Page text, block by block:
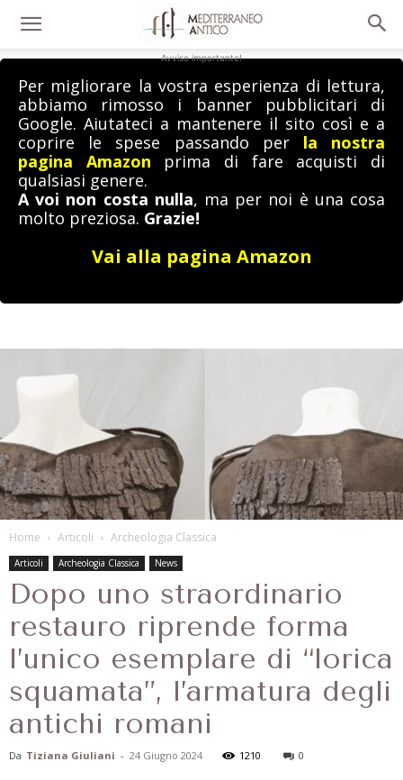
Avviso importante!
Per migliorare la vostra esperienza di lettura,
abbiamo rimosso i banner pubblicitari di
Google. Aiutateci a mantenere il sito così e a
coprire le spese passando per la nostra
pagina Amazon prima di fare acquisti di
qualsiasi genere.
A voi non costa nulla, ma per noi è una cosa
molto preziosa. Grazie!
Vai alla pagina Amazon
Home Articoli Archeologia Classica
Articoli Archeologia Classica News
Dopo uno straordinario
restauro riprende forma
l’unico esemplare di “lorica
squamata”, l’armatura degli
antichi romani
Da Tiziana Giuliani - 24 Giugno 2024 1210 0